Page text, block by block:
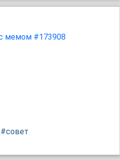
#совет